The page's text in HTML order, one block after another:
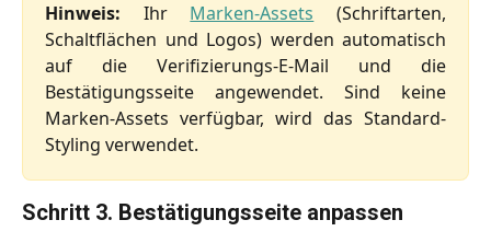
Hinweis: Ihr Marken-Assets (Schriftarten,
Schaltflächen und Logos) werden automatisch
auf die Verifizierungs-E-Mail und die
Bestätigungsseite angewendet. Sind keine
Marken-Assets verfügbar, wird das Standard-
Styling verwendet.
Schritt 3. Bestätigungsseite anpassen